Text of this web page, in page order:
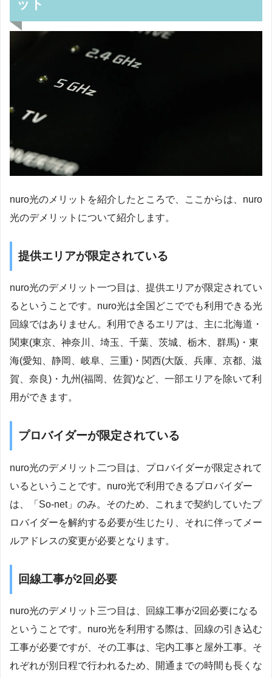
ット
nuro光のメリットを紹介したところで、ここからは、nuro
光のデメリットについて紹介します。
提供エリアが限定されている
nuro光のデメリット一つ目は、提供エリアが限定されてい
るということです。nuro光は全国どこででも利用できる光
回線ではありません。利用できるエリアは、主に北海道・
関東(東京、神奈川、埼玉、千葉、茨城、栃木、群馬)・東
海(愛知、静岡、岐阜、三重)・関西(大阪、兵庫、京都、滋
賀、奈良)・九州(福岡、佐賀)など、一部エリアを除いて利
用ができます。
プロバイダーが限定されている
nuro光のデメリット二つ目は、プロバイダーが限定されて
いるということです。nuro光で利用できるプロバイダー
は、「So-net」のみ。そのため、これまで契約していたプ
ロバイダーを解約する必要が生じたり、それに伴ってメー
ルアドレスの変更が必要となります。
回線工事が2回必要
nuro光のデメリット三つ目は、回線工事が2回必要になる
ということです。nuro光を利用する際は、回線の引き込む
工事が必要ですが、その工事は、宅内工事と屋外工事。そ
れぞれが別日程で行われるため、開通までの時間も長くな